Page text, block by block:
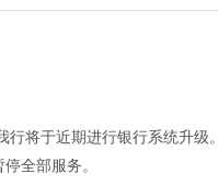
行将于近期进行银行系统升
全部服务。